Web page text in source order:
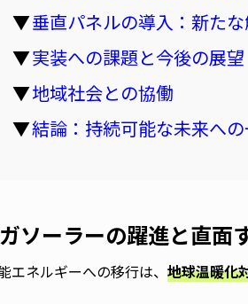
垂直パネルの導入：新た
実装への課題と今後の展望
地域社会との協働
結論：持続可能な未来へ
ソーラーの躍進と直面
エネルギーへの移行は、 地球温暖化